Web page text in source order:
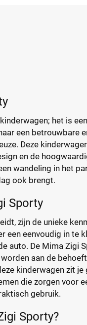
het is
een betrouwbare
Deze
en de
wandeling in het
ook brengt.
Sporty
zijn de unieke
een eenvoudig in te
auto. De Mima Zigi
aan de
kinderwagen zit
die zorgen voor
gebruik.
Sporty?